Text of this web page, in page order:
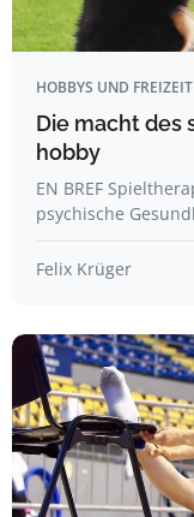
HOBBYS UND FREIZEIT
Die macht des
hobby
EN BREF
psychische
Felix Krüger